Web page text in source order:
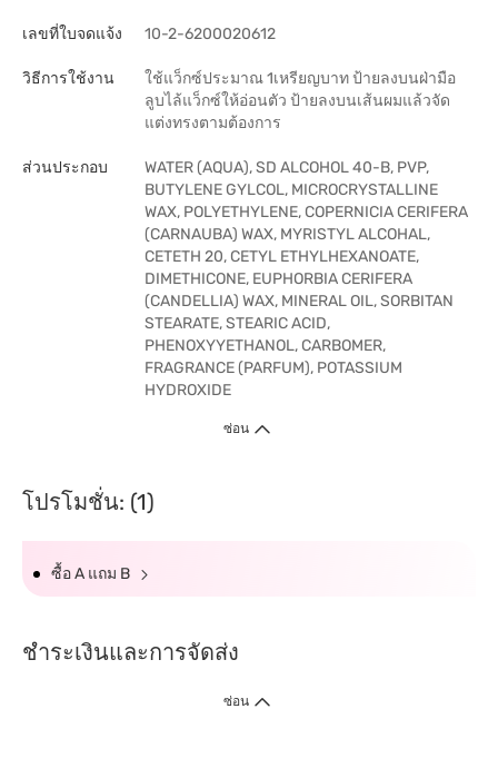
เลขที่ใบจดแจ้ง 10-2-6200020612
วิธีการใช้งาน
ใช้แว็กซ์ประมาณ 1เหรียญบาท ป้ายลงบนฝ่ามือ
ลูบไล้แว็กซ์ให้อ่อนตัว ป้ายลงบนเส้นผมแล้วจัด
แต่งทรงตามต้องการ
ส่วนประกอบ
WATER (AQUA), SD ALCOHOL 40-B, PVP,
BUTYLENE GYLCOL, MICROCRYSTALLINE
WAX, POLYETHYLENE, COPERNICIA CERIFERA
(CARNAUBA) WAX, MYRISTYL ALCOHAL,
CETETH 20, CETYL ETHYLHEXANOATE,
DIMETHICONE, EUPHORBIA CERIFERA
(CANDELLIA) WAX, MINERAL OIL, SORBITAN
STEARATE, STEARIC ACID,
PHENOXYYETHANOL, CARBOMER,
FRAGRANCE (PARFUM), POTASSIUM
HYDROXIDE
ซ่อน
โปรโมชั่น: (1)
ซื้อ A แถม B
ชำระเงินและการจัดส่ง
ซ่อน